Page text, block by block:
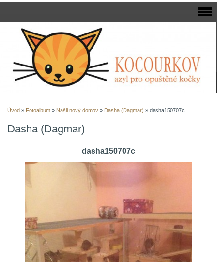
Úvod » Fotoalbum » Našli nový domov » Dasha (Dagmar) » dasha150707c
Dasha (Dagmar)
dasha150707c